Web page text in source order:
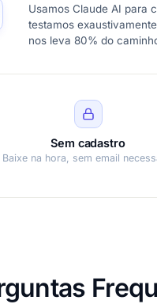
Usamos Claude AI para
testamos
nos leva 80% do
Sem cadastro
Baixe na hora, sem email